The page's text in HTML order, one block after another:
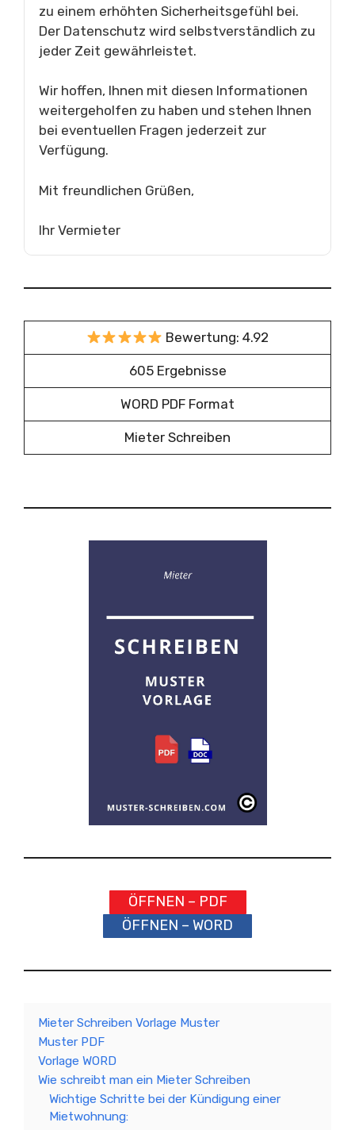
zu einem erhöhten Sicherheitsgefühl bei.
Der Datenschutz wird selbstverständlich zu
jeder Zeit gewährleistet.
Wir hoffen, Ihnen mit diesen Informationen
weitergeholfen zu haben und stehen Ihnen
bei eventuellen Fragen jederzeit zur
Verfügung.
Mit freundlichen Grüßen,
Ihr Vermieter
Bewertung: 4.92
605 Ergebnisse
WORD PDF Format
Mieter Schreiben
ÖFFNEN – PDF
ÖFFNEN – WORD
Mieter Schreiben Vorlage Muster
Muster PDF
Vorlage WORD
Wie schreibt man ein Mieter Schreiben
Wichtige Schritte bei der Kündigung einer
Mietwohnung: